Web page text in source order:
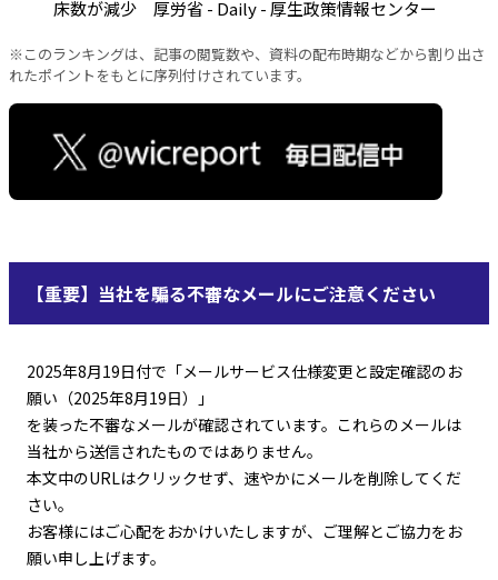
床数が減少 厚労省 - Daily - 厚生政策情報センター
※このランキングは、記事の閲覧数や、資料の配布時期などから割り出さ
れたポイントをもとに序列付けされています。
【重要】当社を騙る不審なメールにご注意ください
2025年8月19日付で「メールサービス仕様変更と設定確認のお
願い（2025年8月19日）」
を装った不審なメールが確認されています。これらのメールは
当社から送信されたものではありません。
本文中のURLはクリックせず、速やかにメールを削除してくだ
さい。
お客様にはご心配をおかけいたしますが、ご理解とご協力をお
願い申し上げます。